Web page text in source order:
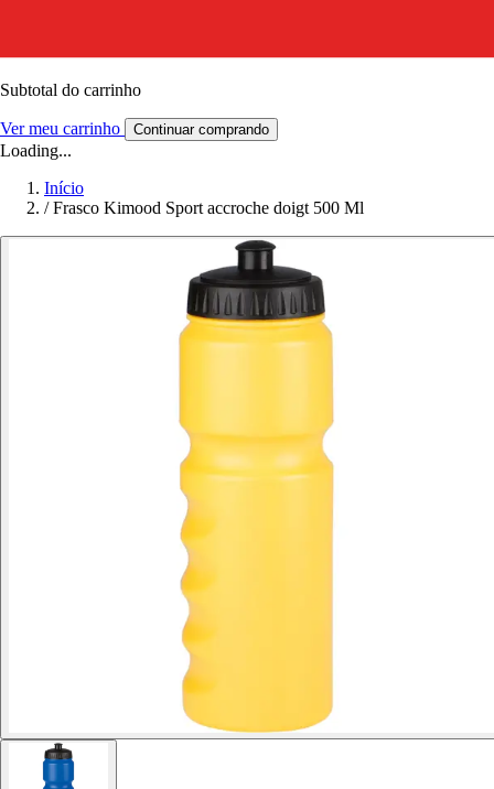
Subtotal do carrinho
Ver meu carrinho Continuar comprando
Loading...
Início
/ Frasco Kimood Sport accroche doigt 500 Ml